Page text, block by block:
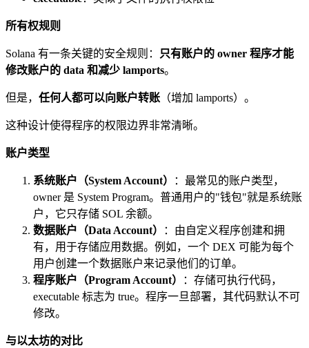
所有权规则
Solana 有一条关键的安全规则： 只有账户的 owner 程序才能
修改账户的 data 和减少 lamports。
但是， 任何人都可以向账户转账 （增加 lamports）。
这种设计使得程序的权限边界非常清晰。
账户类型
系统账户（System Account）
：最常见的账户类型，
owner 是 System Program。普通用户的"钱包"就是系统账
户，它只存储 SOL 余额。
数据账户（Data Account）
：由自定义程序创建和拥
有，用于存储应用数据。例如，一个 DEX 可能为每个
用户创建一个数据账户来记录他们的订单。
程序账户（Program Account）
：存储可执行代码，
executable 标志为 true。程序一旦部署，其代码默认不可
修改。
与以太坊的对比